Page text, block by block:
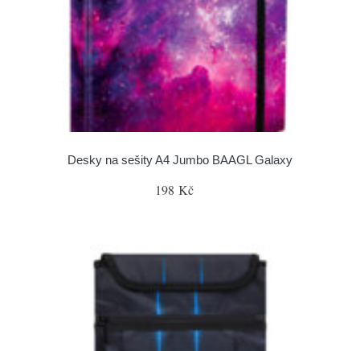
Desky na sešity A4 Jumbo BAAGL Galaxy
198 Kč